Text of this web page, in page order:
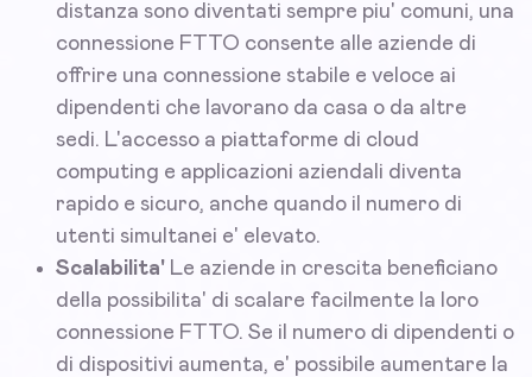
distanza sono diventati sempre piu' comuni, una
connessione FTTO consente alle aziende di
offrire una connessione stabile e veloce ai
dipendenti che lavorano da casa o da altre
sedi. L'accesso a piattaforme di cloud
computing e applicazioni aziendali diventa
rapido e sicuro, anche quando il numero di
utenti simultanei e' elevato.
Scalabilita' Le aziende in crescita beneficiano
della possibilita' di scalare facilmente la loro
connessione FTTO. Se il numero di dipendenti o
di dispositivi aumenta, e' possibile aumentare la